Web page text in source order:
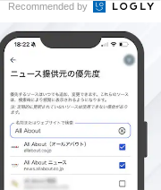
Recommended by